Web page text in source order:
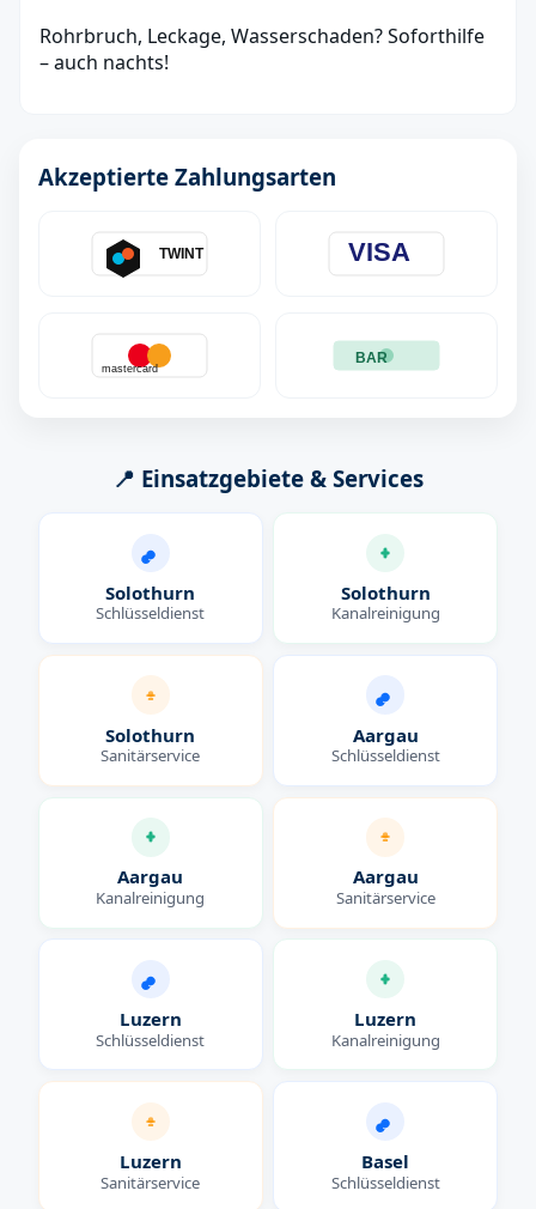
Rohrbruch, Leckage, Wasserschaden? Soforthilfe
– auch nachts!
Akzeptierte Zahlungsarten
TWINT VISA
mastercard
BAR
📍 Einsatzgebiete & Services
Solothurn
Schlüsseldienst
Solothurn
Kanalreinigung
Solothurn
Sanitärservice
Aargau
Schlüsseldienst
Aargau
Kanalreinigung
Aargau
Sanitärservice
Luzern
Schlüsseldienst
Luzern
Kanalreinigung
Luzern
Sanitärservice
Basel
Schlüsseldienst